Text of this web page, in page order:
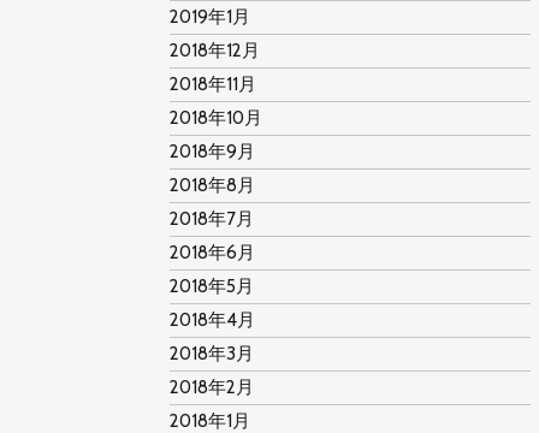
2019年1月
2018年12月
2018年11月
2018年10月
2018年9月
2018年8月
2018年7月
2018年6月
2018年5月
2018年4月
2018年3月
2018年2月
2018年1月